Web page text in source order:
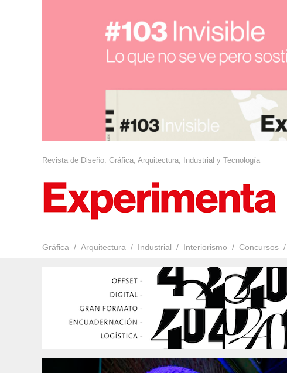
Revista de Diseño. Gráfica, Arquitectura, Industrial y Tecnología
Gráfica Arquitectura Industrial Interiorismo Concursos